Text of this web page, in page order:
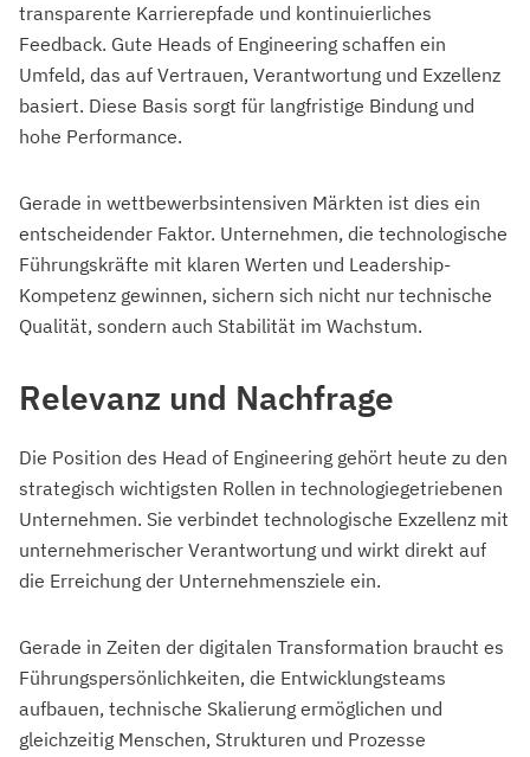
transparente Karrierepfade und kontinuierliches
Feedback. Gute Heads of Engineering schaffen ein
Umfeld, das auf Vertrauen, Verantwortung und Exzellenz
basiert. Diese Basis sorgt für langfristige Bindung und
hohe Performance.
Gerade in wettbewerbsintensiven Märkten ist dies ein
entscheidender Faktor. Unternehmen, die technologische
Führungskräfte mit klaren Werten und Leadership-
Kompetenz gewinnen, sichern sich nicht nur technische
Qualität, sondern auch Stabilität im Wachstum.
Relevanz und Nachfrage
Die Position des Head of Engineering gehört heute zu den
strategisch wichtigsten Rollen in technologiegetriebenen
Unternehmen. Sie verbindet technologische Exzellenz mit
unternehmerischer Verantwortung und wirkt direkt auf
die Erreichung der Unternehmensziele ein.
Gerade in Zeiten der digitalen Transformation braucht es
Führungspersönlichkeiten, die Entwicklungsteams
aufbauen, technische Skalierung ermöglichen und
gleichzeitig Menschen, Strukturen und Prozesse